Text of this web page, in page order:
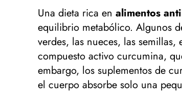
Una dieta rica enalimentos
equilibrio metabólico. Algunos
verdes, las nueces, las
compuesto activo curcumina,
embargo, los suplementos de
el cuerpo absorbe solo una